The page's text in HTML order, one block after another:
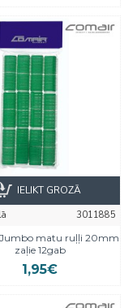
3011885
matu ruļļi 20mm
zaļie 12gab
1,95€
IELIKT GROZĀ